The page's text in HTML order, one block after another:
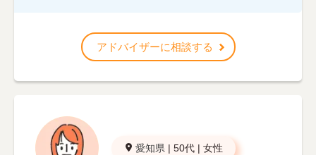
アドバイザーに相談する
愛知県 | 50代 | 女性